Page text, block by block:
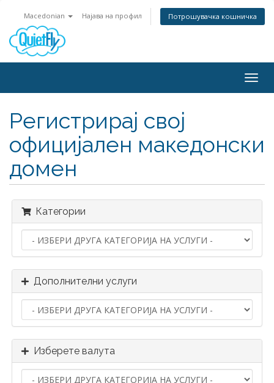
Macedonian Најава на профил Потрошувачка кошничка
Регистрирај свој
официјален македонски
домен
Категории
Дополнителни услуги
Изберете валута